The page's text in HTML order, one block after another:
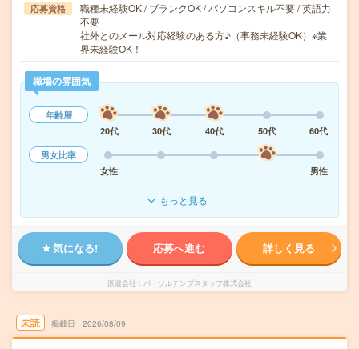
応募資格
職種未経験OK / ブランクOK / パソコンスキル不要 / 英語力
不要
社外とのメール対応経験のある方♪（事務未経験OK）※業
界未経験OK！
職場の雰囲気
年齢層
20代
30代 40代 50代
60代
男女比率
女性
男性
もっと見る
気になる! 応募へ進む 詳しく見る
派遣会社 パーソルテンプスタッフ株式会社
未読 掲載日 2026/08/09